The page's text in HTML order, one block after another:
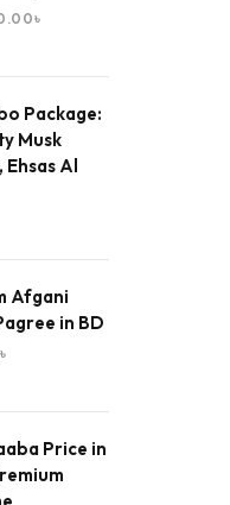
৳
Package:
Musk
Al
Afgani
in BD
৳
Price in